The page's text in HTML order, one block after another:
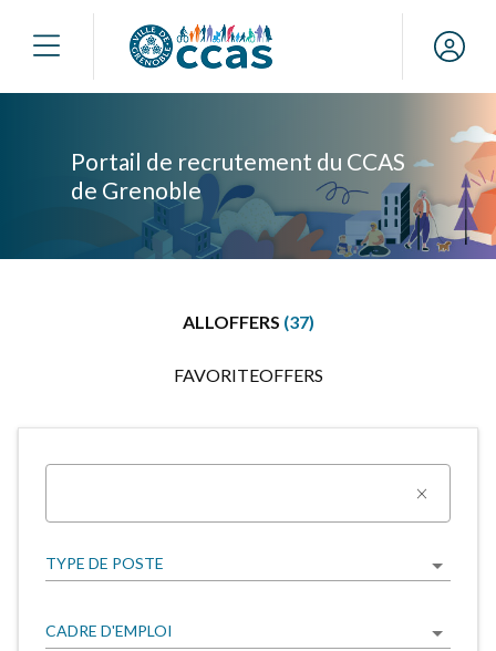
Portail de recrutement du CCAS
de Grenoble
ALLOFFERS (37)
FAVORITEOFFERS
TYPE DE POSTE
CADRE D'EMPLOI